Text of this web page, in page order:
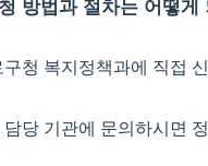
방법과 절차는 어떻게
청 복지정책과에 직접
당 기관에 문의하시면